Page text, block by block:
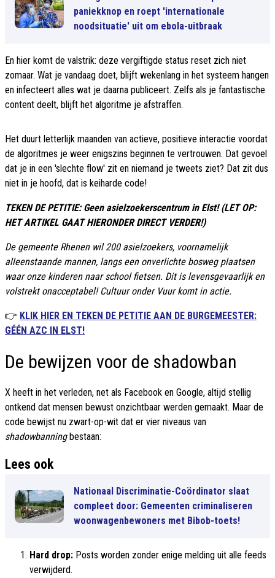
paniekknop en roept 'internationale
noodsituatie' uit om ebola-uitbraak
En hier komt de valstrik: deze vergiftigde status reset zich niet
zomaar. Wat je vandaag doet, blijft wekenlang in het systeem hangen
en infecteert alles wat je daarna publiceert. Zelfs als je fantastische
content deelt, blijft het algoritme je afstraffen.
Het duurt letterlijk maanden van actieve, positieve interactie voordat
de algoritmes je weer enigszins beginnen te vertrouwen. Dat gevoel
dat je in een 'slechte flow' zit en niemand je tweets ziet? Dat zit dus
niet in je hoofd, dat is keiharde code!
TEKEN DE PETITIE: Geen asielzoekerscentrum in Elst! (LET OP:
HET ARTIKEL GAAT HIERONDER DIRECT VERDER!)
De gemeente Rhenen wil 200 asielzoekers, voornamelijk
alleenstaande mannen, langs een onverlichte bosweg plaatsen
waar onze kinderen naar school fietsen. Dit is levensgevaarlijk en
volstrekt onacceptabel! Cultuur onder Vuur komt in actie.
👉 KLIK HIER EN TEKEN DE PETITIE AAN DE BURGEMEESTER:
GÉÉN AZC IN ELST!
De bewijzen voor de shadowban
X heeft in het verleden, net als Facebook en Google, altijd stellig
ontkend dat mensen bewust onzichtbaar werden gemaakt. Maar de
code bewijst nu zwart-op-wit dat er vier niveaus van
shadowbanningbestaan:
Lees ook
Nationaal Discriminatie-Coördinator slaat
compleet door: Gemeenten criminaliseren
woonwagenbewoners met Bibob-toets!
Hard drop: Posts worden zonder enige melding uit alle feeds
verwijderd.